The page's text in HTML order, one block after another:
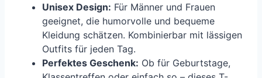
Unisex Design: Für Männer und Frauen
geeignet, die humorvolle und bequeme
Kleidung schätzen. Kombinierbar mit lässigen
Outfits für jeden Tag.
Perfektes Geschenk: Ob für Geburtstage,